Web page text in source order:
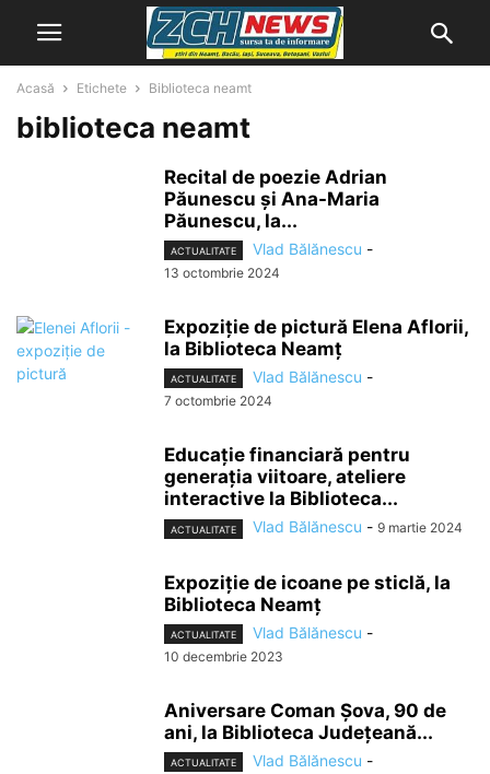
Acasă Etichete Biblioteca neamt
biblioteca neamt
Recital de poezie Adrian
Păunescu și Ana-Maria
Păunescu, la...
ACTUALITATE Vlad Bălănescu -
13 octombrie 2024
Expoziție de pictură Elena Aflorii,
la Biblioteca Neamț
ACTUALITATE Vlad Bălănescu -
7 octombrie 2024
Educație financiară pentru
generația viitoare, ateliere
interactive la Biblioteca...
ACTUALITATE Vlad Bălănescu - 9 martie 2024
Expoziție de icoane pe sticlă, la
Biblioteca Neamț
ACTUALITATE Vlad Bălănescu -
10 decembrie 2023
Aniversare Coman Șova, 90 de
ani, la Biblioteca Județeană...
ACTUALITATE Vlad Bălănescu -